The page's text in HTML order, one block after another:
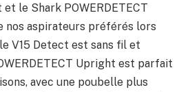
le Shark POWERDETECT
nos aspirateurs préférés lors
V15 Detect est sans fil et
Upright est parfait
avec une poubelle plus